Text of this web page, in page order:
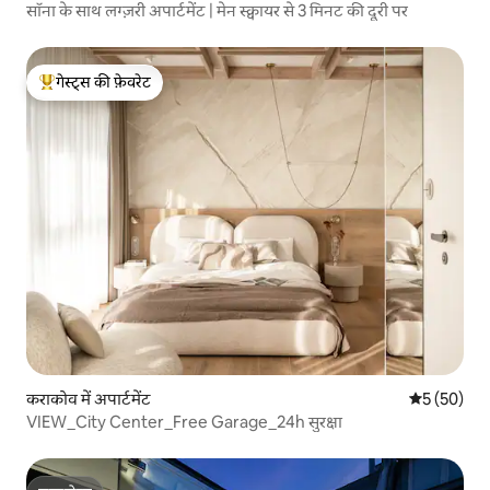
सॉना के साथ लग्ज़री अपार्टमेंट | मेन स्क्वायर से 3 मिनट की दूरी पर
गेस्ट्स का टॉप फ़ेवरेट
गेस्ट्स की फ़ेवरेट
कराकोव में अपार्टमेंट औसत रेटिंग
5 (50)
VIEW_City Center_Free Garage_24h सुरक्षा